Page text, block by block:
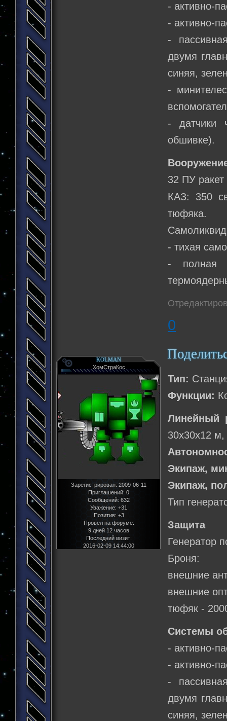
- активно-
- активно-
-
двумя
синяя,
-
- датчики
обшивке).
32 ПУ
КАЗ: 350
тюфяка.
- тихая
- полная
0
KOLMAN
ХомСтраКос
Зарегистрирован: 2009-06-11
Приглашений: 0
Сообщений: 632
Уважение: +31
Позитив: +3
Провел на форуме:
9 дней 12 часов
Последний визит:
2016-02-09 14:44:00
Тип:
Функции:
Линейный
30х30х12
Экипаж,
Экипаж,
Тип
Защита
Генератор
Броня:
внешние
внешние
тюфяк -
Системы
- активно-
- активно-
-
двумя
синяя,